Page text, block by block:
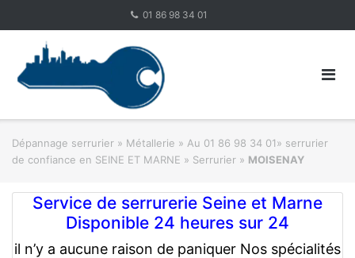
01 86 98 34 01
Dépannage serrurier » Métallerie » Au 01 86 98 34 01» serrurier
de confiance en SEINE ET MARNE » Serrurier » MOISENAY
Service de serrurerie Seine et Marne
Disponible 24 heures sur 24
il n’y a aucune raison de paniquer Nos spécialités